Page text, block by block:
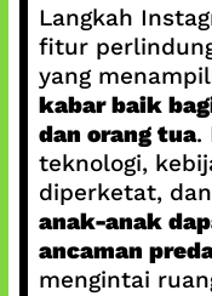
Langkah
fitur
yang
kabar baik
dan orang tua.
teknologi,
diperketat,
anak-anak
ancaman
mengintai